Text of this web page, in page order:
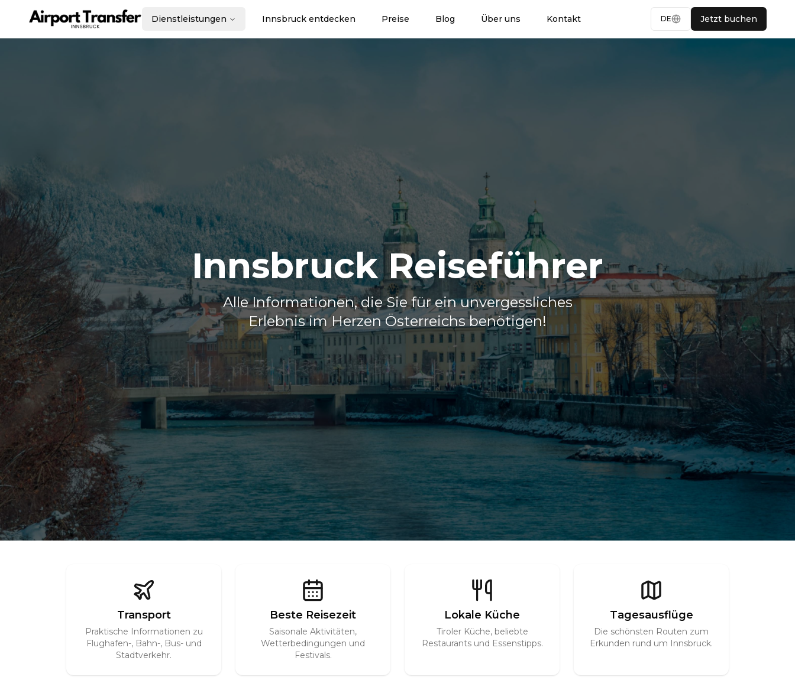
Dienstleistungen Innsbruck entdecken Preise Blog Über uns Kontakt DE Jetzt buchen
Innsbruck Reiseführer
Alle Informationen, die Sie für ein unvergessliches
Erlebnis im Herzen Österreichs benötigen!
Transport
Praktische Informationen zu
Flughafen-, Bahn-, Bus- und
Stadtverkehr.
Beste Reisezeit
Saisonale Aktivitäten,
Wetterbedingungen und
Festivals.
Lokale Küche
Tiroler Küche, beliebte
Restaurants und Essenstipps.
Tagesausflüge
Die schönsten Routen zum
Erkunden rund um Innsbruck.